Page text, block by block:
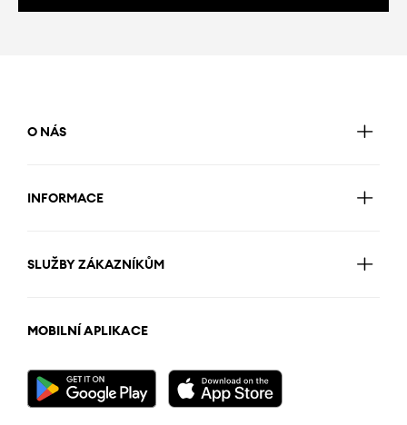
O NÁS
INFORMACE
SLUŽBY ZÁKAZNÍKŮM
MOBILNÍ APLIKACE